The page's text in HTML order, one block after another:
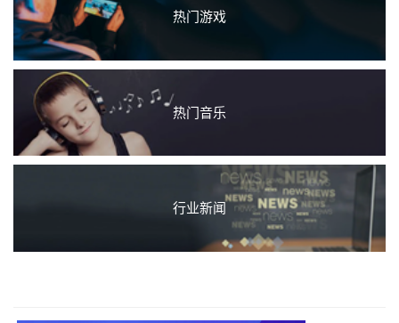
热门游戏
热门音乐
行业新闻